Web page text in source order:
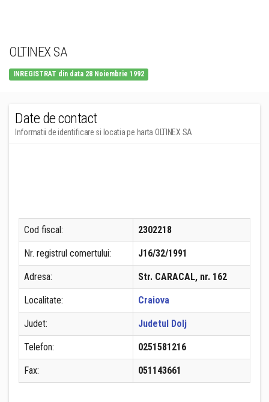
OLTINEX SA
INREGISTRAT din data 28 Noiembrie 1992
Date de contact
Informatii de identificare si locatia pe harta OLTINEX SA
Cod fiscal: 2302218
Nr. registrul comertului: J16/32/1991
Adresa: Str. CARACAL, nr. 162
Localitate: Craiova
Judet: Judetul Dolj
Telefon: 0251581216
Fax: 051143661